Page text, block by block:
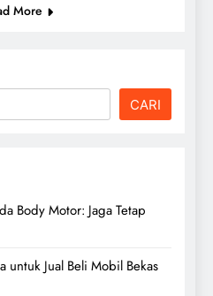
More
CARI
Body Motor: Jaga Tetap
untuk Jual Beli Mobil Bekas